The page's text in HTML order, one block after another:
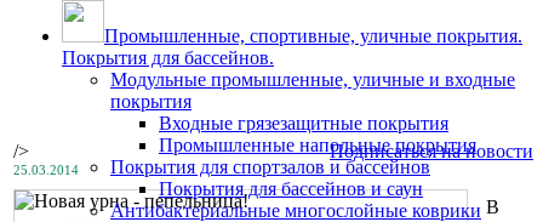
Промышленные, спортивные, уличные покрытия.
Покрытия для бассейнов.
Модульные промышленные, уличные и входные
покрытия
Входные грязезащитные покрытия
Промышленные напольные покрытия
Покрытия для спортзалов и бассейнов
Покрытия для бассейнов и саун
Антибактериальные многослойные коврики
/> Подписаться на новости
25.03.2014
В